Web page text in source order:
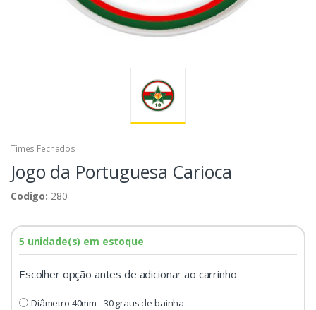
Times Fechados
Jogo da Portuguesa Carioca
Codigo: 280
5 unidade(s) em estoque
Escolher opção antes de adicionar ao carrinho
Diâmetro 40mm - 30 graus de bainha